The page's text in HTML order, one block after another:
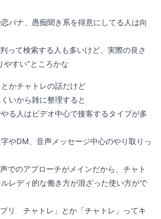
バナ、愚痴聞き系を得意にしてる人は向
って検索する人も多いけど、実際の良さ
やすい”ところかな
かチャトレの話だけど
いから雑に整理すると
る人はビデオ中心で接客するタイプが多
やDM、音声メッセージ中心のやり取りっ
でのアプローチがメインだから、チャト
レディ的な働き方が混ざった使い方がで
リ チャトレ」とか「チャトレ」ってキ